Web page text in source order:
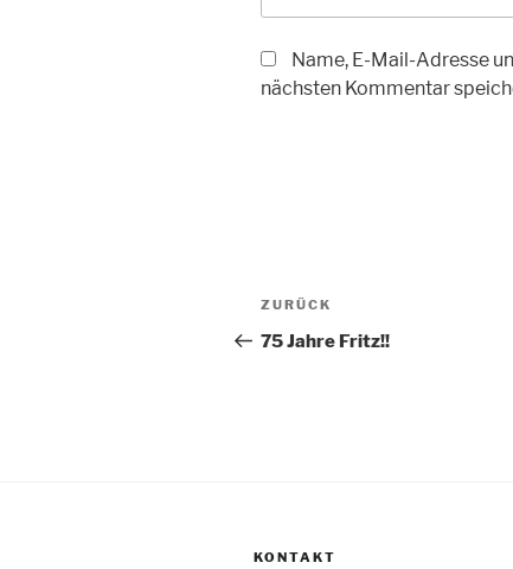
Name, E-Mail-Adresse
nächsten Kommentar
Beitragsnavigation
Vorheriger
Beitrag
ZURÜCK
75 Jahre Fritz!!
KONTAKT